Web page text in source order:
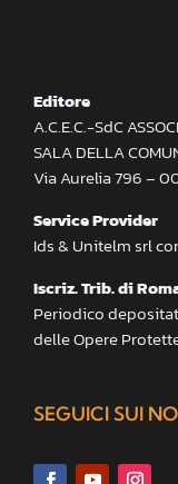
Editore
A.C.E.C.-SdC
SALA DELLA
Via Aurelia 796 –
Service Provider
Ids & Unitelm srl
Iscriz. Trib. di
Periodico
delle Opere
SEGUICI SUI